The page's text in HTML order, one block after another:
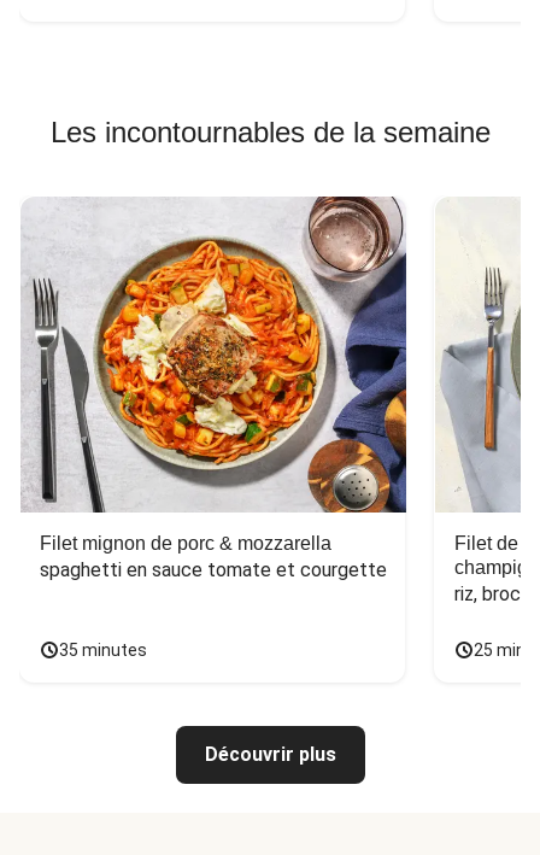
Les incontournables de la semaine
Filet mignon de porc & mozzarella
spaghetti en sauce tomate et courgette
35 minutes
Filet de
riz,
25
Découvrir plus